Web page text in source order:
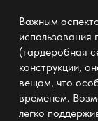
Важным
использования
(гардеробная
конструкции,
вещам, что
временем.
легко